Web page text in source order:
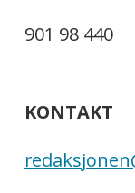
901 98 440
KONTAKT